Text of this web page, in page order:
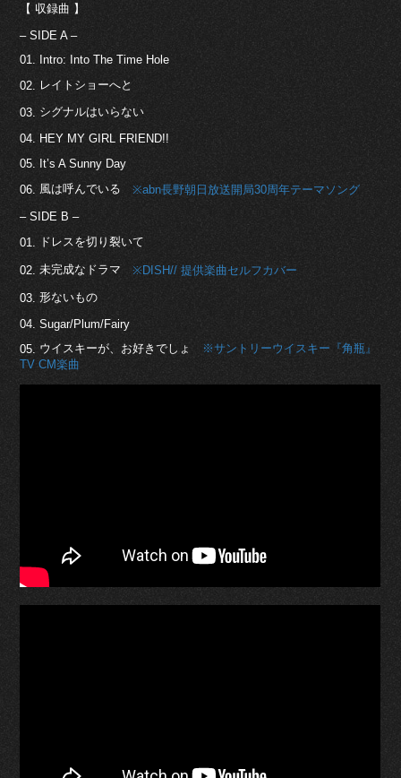
【 収録曲 】
– SIDE A –
01. Intro: Into The Time Hole
02. レイトショーへと
03. シグナルはいらない
04. HEY MY GIRL FRIEND!!
05. It’s A Sunny Day
06.風は呼んでいる※abn長野朝日放送開局30周年テーマソング
– SIDE B –
01. ドレスを切り裂いて
02.未完成なドラマ※DISH// 提供楽曲セルフカバー
03.形ないもの
04. Sugar/Plum/Fairy
05. ウイスキーが、お好きでしょ
※サントリーウイスキー『角瓶』
TV CM楽曲